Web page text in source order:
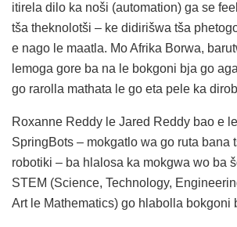
itirela dilo ka noši (automation) ga se
tša theknolotši – ke didirišwa tša
e nago le maatla. Mo Afrika Borwa,
lemoga gore ba na le bokgoni bja go
go rarolla mathata le go eta pele ka
Roxanne Reddy le Jared Reddy bao e
SpringBots – mokgatlo wa go ruta bana
robotiki – ba hlalosa ka mokgwa wo ba
STEM (Science, Technology,
Art le Mathematics) go hlabolla bokgoni